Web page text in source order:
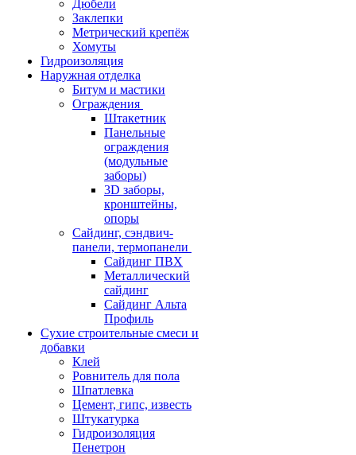
Дюбели
Заклепки
Метрический крепёж
Хомуты
Гидроизоляция
Наружная отделка
Битум и мастики
Ограждения
Штакетник
Панельные
ограждения
(модульные
заборы)
3D заборы,
кронштейны,
опоры
Cайдинг, сэндвич-
панели, термопанели
Сайдинг ПВХ
Металлический
сайдинг
Сайдинг Альта
Профиль
Сухие строительные смеси и
добавки
Клей
Ровнитель для пола
Шпатлевка
Цемент, гипс, известь
Штукатурка
Гидроизоляция
Пенетрон